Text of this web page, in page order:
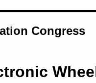
Congress